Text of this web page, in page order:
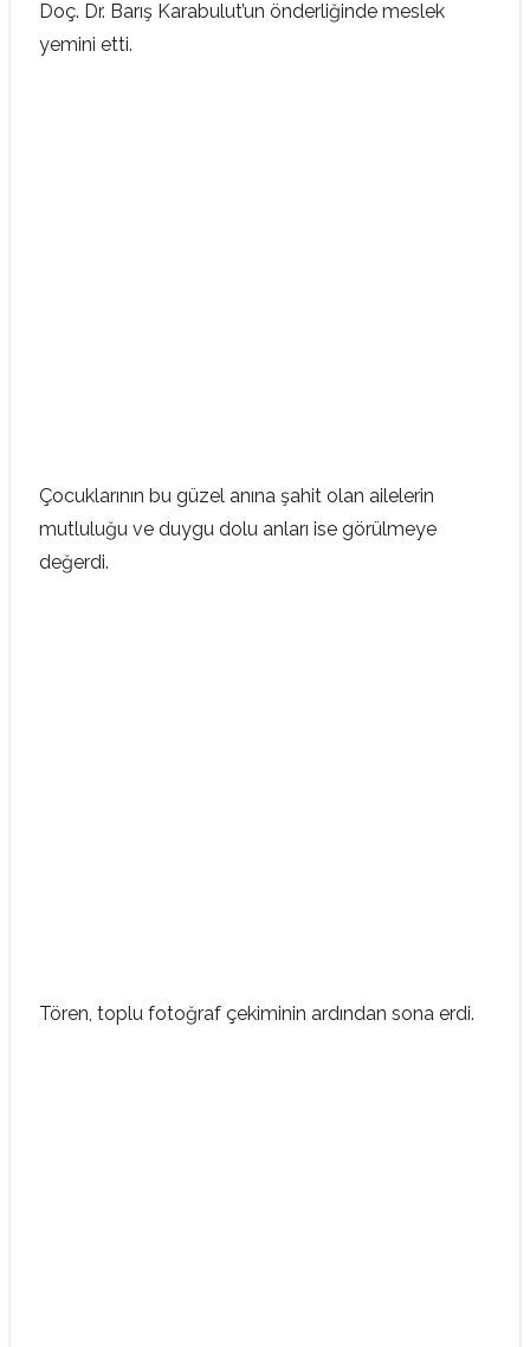
Doç. Dr. Barış Karabulut’un önderliğinde meslek
yemini etti.
Çocuklarının bu güzel anına şahit olan ailelerin
mutluluğu ve duygu dolu anları ise görülmeye
değerdi.
Tören, toplu fotoğraf çekiminin ardından sona erdi.